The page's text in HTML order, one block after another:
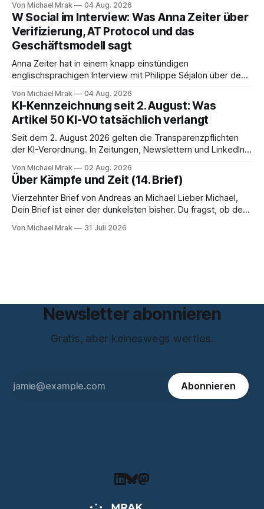
Ende eine Zusammenfassung samt Aufgabenliste. Das
funktioniert gut. Die Frage, die regelmäßig untergeht, lautet:
Wo genau liegt das Audio, wer verarbeitet es und unter
welcher Rechtsgrundlage? Es gibt
Von Michael Mrak 04 Aug. 2026
W Social im Interview: Was Anna Zeiter über
Verifizierung, AT Protocol und das
Geschäftsmodell sagt
Anna Zeiter hat in einem knapp einstündigen
englischsprachigen Interview mit Philippe Séjalon über den
über zehn Jahre Datenschutzbeauftragte bei eBay und hat
zum Thema Meinungsfreiheit promoviert. Das Gespräch ist
inhaltlich dichter als die meisten Kurzinterviews zum Thema
und beantwortet einige Fragen,
Von Michael Mrak 04 Aug. 2026
KI-Kennzeichnung seit 2. August: Was
Artikel 50 KI-VO tatsächlich verlangt
Seit dem 2. August 2026 gelten die Transparenzpflichten
der KI-Verordnung. In Zeitungen, Newslettern und LinkedIn-
trotzdem falsch ist: Ab jetzt müsse alles gekennzeichnet
werden, was mit künstlicher Intelligenz entstanden sei. Das
stimmt so nicht. Artikel 50 der KI-Verordnung
Von Michael Mrak 02 Aug. 2026
Über Kämpfe und Zeit (14. Brief)
Vierzehnter Brief von Andreas an Michael Lieber Michael,
Dein Brief ist einer der dunkelsten bisher. Du fragst, ob der
letzten Hebel, der sich noch bewegt, und zwischen Deinen
Von Michael Mrak 31 Juli 2026
Newsletter abonnieren
Gratis, aber keineswegs wertlos.
Abonnieren